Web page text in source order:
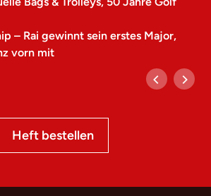
– Rai gewinnt sein erstes Major,
vorn mit
Heft bestellen